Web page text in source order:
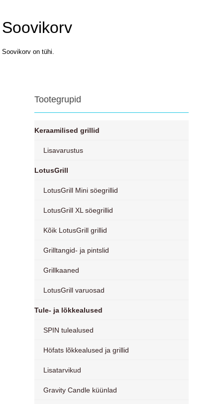
Soovikorv
Soovikorv on tühi.
Tootegrupid
Keraamilised grillid
Lisavarustus
LotusGrill
LotusGrill Mini söegrillid
LotusGrill XL söegrillid
Kõik LotusGrill grillid
Grilltangid- ja pintslid
Grillkaaned
LotusGrill varuosad
Tule- ja lõkkealused
SPIN tulealused
Höfats lõkkealused ja grillid
Lisatarvikud
Gravity Candle küünlad